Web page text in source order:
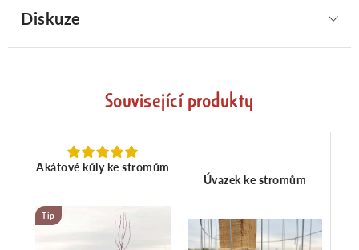
Diskuze
Související produkty
Akátové kůly ke stromům
Tip
Úvazek ke stromům